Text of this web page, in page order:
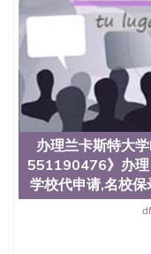
University）圣何
University）圣何
University）圣何
University）圣何
University）圣何
University）圣何
University）圣何
University）圣何
University）圣何
University）圣何
State University）
Jose State
（San Jose State
文凭学位qq微信
学学历 绩单购买
办理兰卡斯特大
551190476》办理
学校代申请,名校